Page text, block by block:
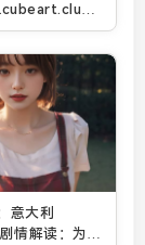
跃社区：一个
全方位指南
意大利
情解读：为何